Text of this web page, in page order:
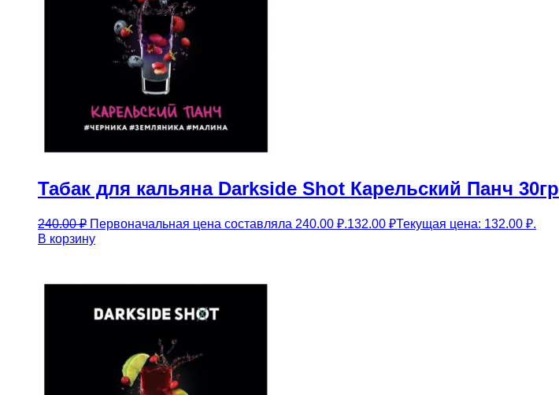
Табак для кальяна Darkside Shot Карельский Панч 30гр
240.00₽ Первоначальная цена составляла 240.00 ₽.132.00 ₽Текущая цена: 132.00 ₽.
В корзину